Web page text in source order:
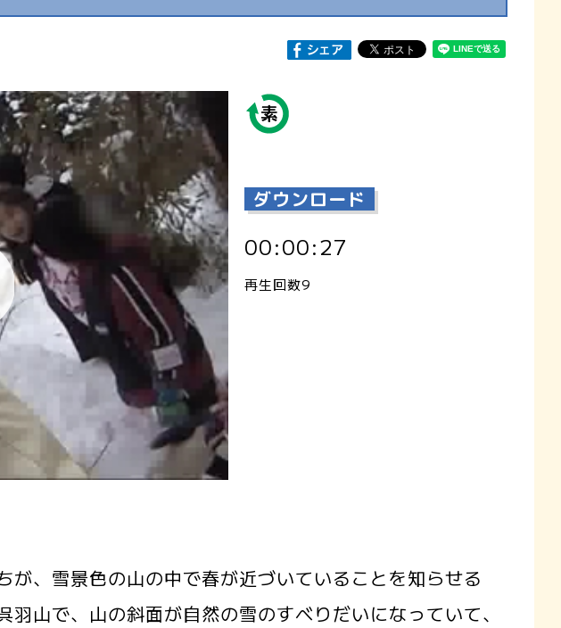
ダウンロード
00:00:27
再生回数9
が、雪景色の山の中で春が近づいていることを知らせる
山で、山の斜面が自然の雪のすべりだいになっていて、